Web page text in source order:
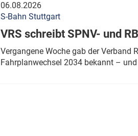
06.08.2026
S-Bahn Stuttgart
VRS schreibt SPNV- und
Vergangene Woche gab der Verband
Fahrplanwechsel 2034 bekannt –